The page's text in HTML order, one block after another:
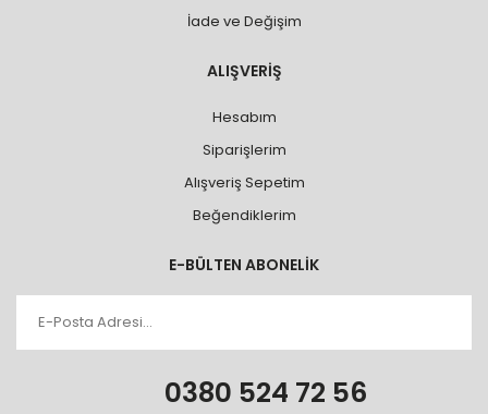
İade ve Değişim
ALIŞVERİŞ
Hesabım
Siparişlerim
Alışveriş Sepetim
Beğendiklerim
E-BÜLTEN ABONELİK
0380 524 72 56